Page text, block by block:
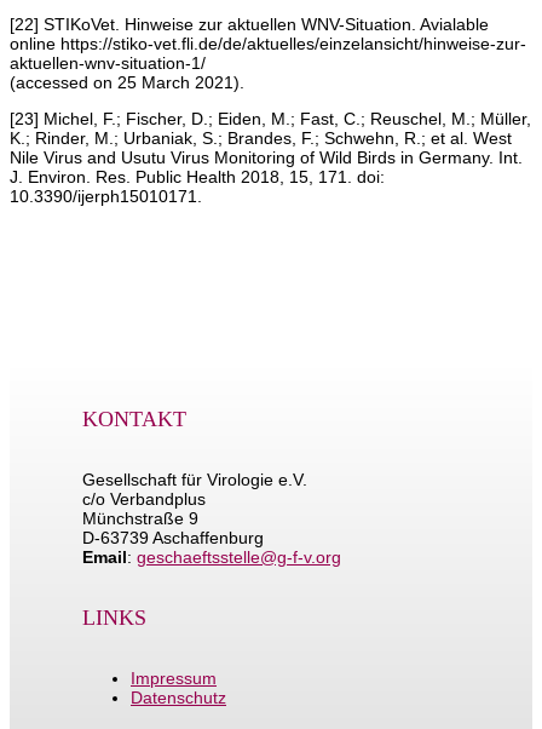
[22] STIKoVet. Hinweise zur aktuellen WNV-Situation. Avialable
online https://stiko-vet.fli.de/de/aktuelles/einzelansicht/hinweise-zur-
aktuellen-wnv-situation-1/
(accessed on 25 March 2021).
[23] Michel, F.; Fischer, D.; Eiden, M.; Fast, C.; Reuschel, M.; Müller,
K.; Rinder, M.; Urbaniak, S.; Brandes, F.; Schwehn, R.; et al. West
Nile Virus and Usutu Virus Monitoring of Wild Birds in Germany. Int.
J. Environ. Res. Public Health 2018, 15, 171. doi:
10.3390/ijerph15010171.
KONTAKT
Gesellschaft für Virologie e.V.
c/o Verbandplus
Münchstraße 9
D-63739 Aschaffenburg
Email: geschaeftsstelle@g-f-v.org
LINKS
Impressum
Datenschutz